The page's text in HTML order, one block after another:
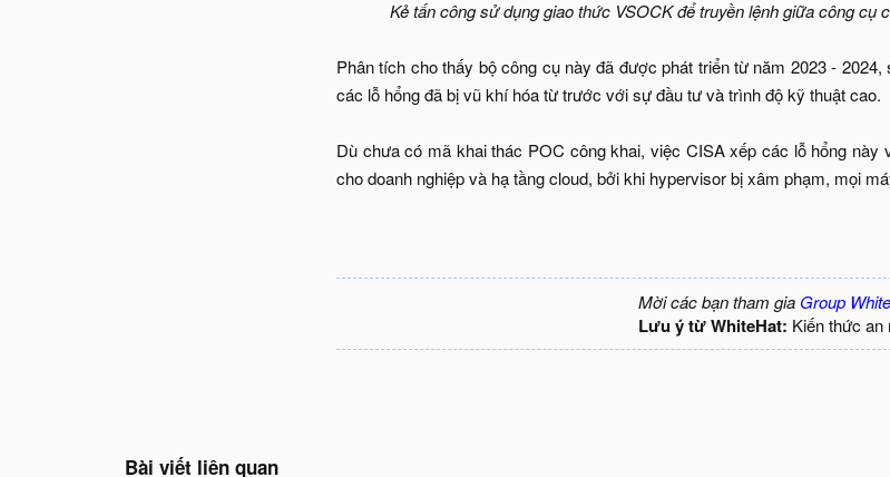
Kẻ tấn công sử dụng giao thức VSOCK để truyền lệnh giữa công
Phân tích cho thấy bộ công cụ này đã được phát triển từ năm 2023 -
các lỗ hổng đã bị vũ khí hóa từ trước với sự đầu tư và trình độ kỹ thuật cao.
Dù chưa có mã khai thác POC công khai, việc CISA xếp các lỗ hổng
cho doanh nghiệp và hạ tầng cloud, bởi khi hypervisor bị xâm phạm, mọi
Mời các bạn tham gia Group
Lưu ý từ WhiteHat: Kiến thức an
Bài viết liên quan